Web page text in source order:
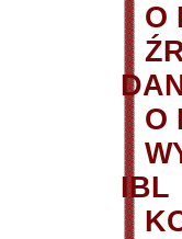
O
O
IBL